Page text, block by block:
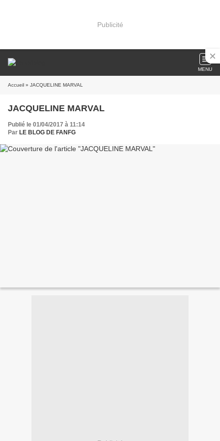
Publicité
MENU
Accueil » JACQUELINE MARVAL
JACQUELINE MARVAL
Publié le 01/04/2017 à 11:14
Par LE BLOG DE FANFG